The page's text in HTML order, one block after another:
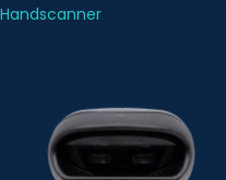
Handscanner